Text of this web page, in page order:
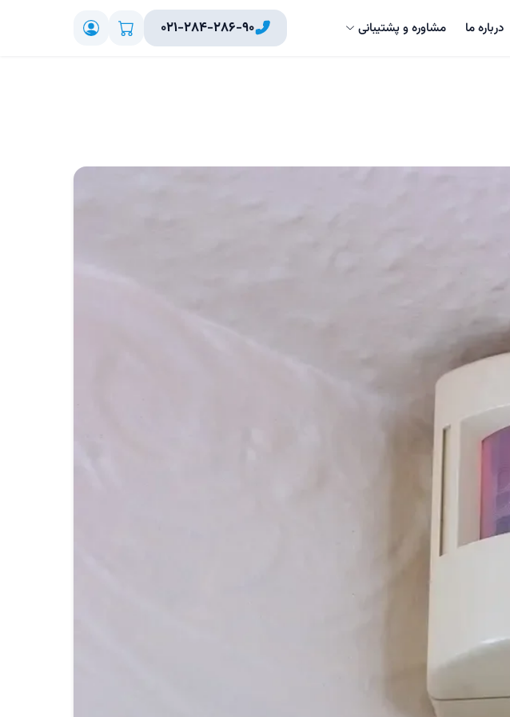
درباره ما مشاوره و پشتیبانی ۰۲۱-۲۸۴-۲۸۶-۹۰